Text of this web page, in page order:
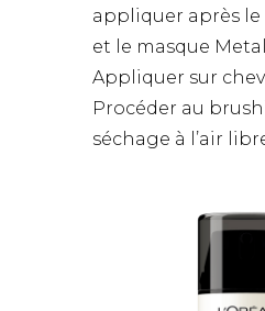
appliquer après
et le masque
Appliquer sur
Procéder au
séchage à l’air